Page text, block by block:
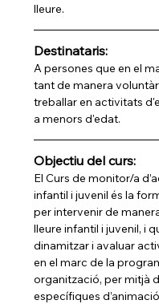
lleure.
Destinataris:
A persones que en el
tant de manera
treballar en activitats
a menors d'edat.
Objectiu del curs:
El Curs de monitor/a
infantil i juvenil és la
per intervenir de
lleure infantil i juvenil, i
dinamitzar i avaluar
en el marc de la
organització, per mitjà
específiques